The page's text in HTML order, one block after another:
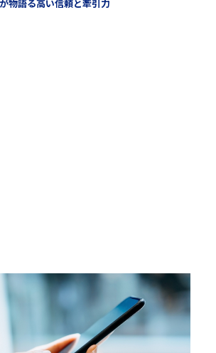
が物語る高い信頼と牽引力